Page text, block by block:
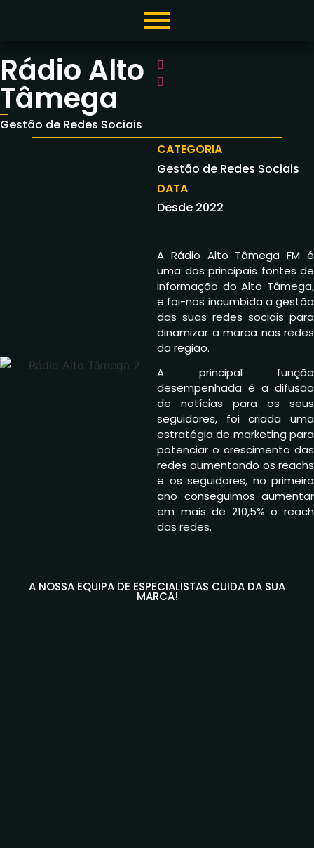
Rádio Alto
Tâmega
Gestão de Redes Sociais
CATEGORIA
Gestão de Redes Sociais
DATA
Desde 2022
A Rádio Alto Tâmega FM é
uma das principais fontes de
informação do Alto Tâmega,
e foi-nos incumbida a gestão
das suas redes sociais para
dinamizar a marca nas redes
da região.
A principal função
desempenhada é a difusão
de notícias para os seus
seguidores, foi criada uma
estratégia de marketing para
potenciar o crescimento das
redes aumentando os reachs
e os seguidores, no primeiro
ano conseguimos aumentar
em mais de 210,5% o reach
das redes.
A NOSSA EQUIPA DE ESPECIALISTAS CUIDA DA SUA
MARCA!